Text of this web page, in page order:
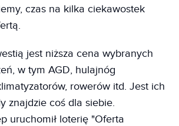
czas na kilka ciekawostek
jest niższa cena wybranych
w tym AGD, hulajnóg
rowerów itd. Jest ich
znajdzie coś dla siebie.
uruchomił loterię "Oferta